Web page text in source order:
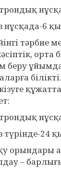
нұсқада-6
тәрбие
орта
беру
түрінде-24
орындары
–